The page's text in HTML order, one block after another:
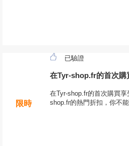
限時
已驗證
在Tyr-shop.fr的首次購
在Tyr-shop.fr的首次購買
shop.fr的熱門折扣，你不